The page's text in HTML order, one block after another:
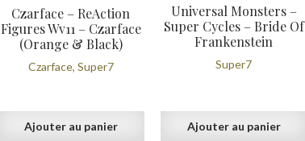
Czarface – ReAction
Figures Wv11 – Czarface
(Orange & Black)
Czarface, Super7
Ajouter au panier
Universal Monsters –
Super Cycles – Bride Of
Frankenstein
Super7
Ajouter au panier